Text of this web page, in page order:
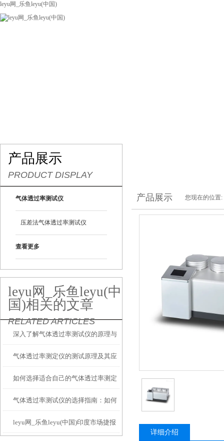
leyu网_乐鱼leyu(中国)
产品展示
PRODUCT DISPLAY
气体透过率测试仪
压差法气体透过率测试仪
查看更多
leyu网_乐鱼leyu(中
国)相关的文章
RELATED ARTICLES
深入了解气体透过率测试仪的原理与
应用
气体透过率测定仪的测试原理及其应
用
如何选择适合自己的气体透过率测定
仪？
气体透过率测试仪的选择指南：如何
找到适合您需求的设备
leyu网_乐鱼leyu(中国)印度市场捷报
产品展示 您现在的位置:
详细介绍